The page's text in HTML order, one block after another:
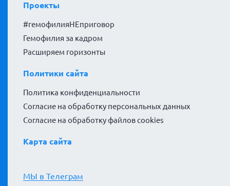
Проекты
#гемофилияНЕприговор
Гемофилия за кадром
Расширяем горизонты
Политики сайта
Политика конфиденциальности
Согласие на обработку персональных данных
Согласие на обработку файлов cookies
Карта сайта
МЫ в Телеграм